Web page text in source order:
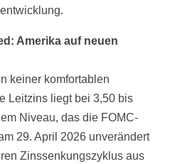
Amerika auf neuen
keiner komfortablen
Leitzins liegt bei 3,50 bis
Niveau, das die FOMC-
29. April 2026 unverändert
Zinssenkungszyklus aus